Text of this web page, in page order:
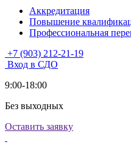
Аккредитация
Повышение
Профессиональная
+7 (903) 212-21-19
Вход в СДО
9:00-18:00
Без выходных
Оставить заявку